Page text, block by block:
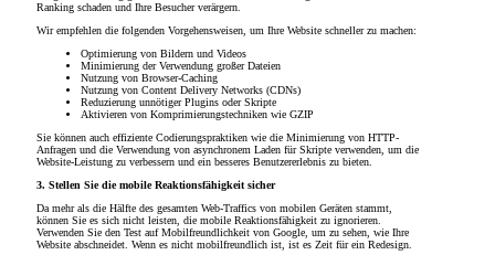
Ranking schaden und Ihre Besucher verärgern.
Wir empfehlen die folgenden Vorgehensweisen, um Ihre Website schneller zu machen:
Optimierung von Bildern und Videos
Minimierung der Verwendung großer Dateien
Nutzung von Browser-Caching
Nutzung von Content Delivery Networks (CDNs)
Reduzierung unnötiger Plugins oder Skripte
Aktivieren von Komprimierungstechniken wie GZIP
Sie können auch effiziente Codierungspraktiken wie die Minimierung von HTTP-
Anfragen und die Verwendung von asynchronem Laden für Skripte verwenden, um die
Website-Leistung zu verbessern und ein besseres Benutzererlebnis zu bieten.
3. Stellen Sie die mobile Reaktionsfähigkeit sicher
Da mehr als die Hälfte des gesamten Web-Traffics von mobilen Geräten stammt,
können Sie es sich nicht leisten, die mobile Reaktionsfähigkeit zu ignorieren.
Verwenden Sie den Test auf Mobilfreundlichkeit von Google, um zu sehen, wie Ihre
Website abschneidet. Wenn es nicht mobilfreundlich ist, ist es Zeit für ein Redesign.